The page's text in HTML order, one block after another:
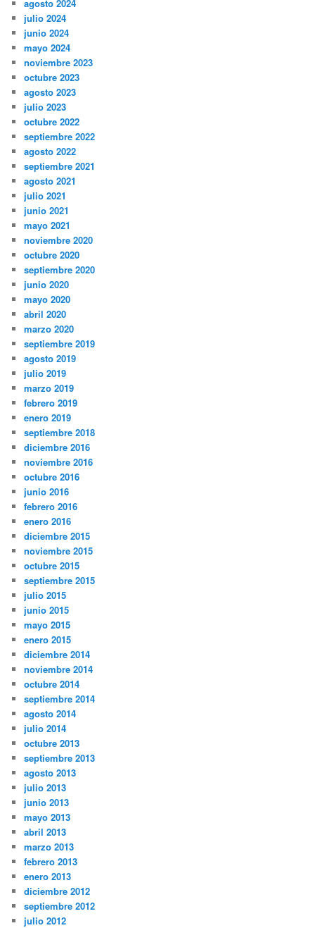
agosto 2024
julio 2024
junio 2024
mayo 2024
noviembre 2023
octubre 2023
agosto 2023
julio 2023
octubre 2022
septiembre 2022
agosto 2022
septiembre 2021
agosto 2021
julio 2021
junio 2021
mayo 2021
noviembre 2020
octubre 2020
septiembre 2020
junio 2020
mayo 2020
abril 2020
marzo 2020
septiembre 2019
agosto 2019
julio 2019
marzo 2019
febrero 2019
enero 2019
septiembre 2018
diciembre 2016
noviembre 2016
octubre 2016
junio 2016
febrero 2016
enero 2016
diciembre 2015
noviembre 2015
octubre 2015
septiembre 2015
julio 2015
junio 2015
mayo 2015
enero 2015
diciembre 2014
noviembre 2014
octubre 2014
septiembre 2014
agosto 2014
julio 2014
octubre 2013
septiembre 2013
agosto 2013
julio 2013
junio 2013
mayo 2013
abril 2013
marzo 2013
febrero 2013
enero 2013
diciembre 2012
septiembre 2012
julio 2012